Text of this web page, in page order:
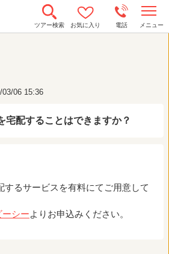
ツアー検索 お気に入り 電話 メニュー
o
06 15:36
宅配することはできますか？
するサービスを有料にてご用意して
シーよりお申込みください。